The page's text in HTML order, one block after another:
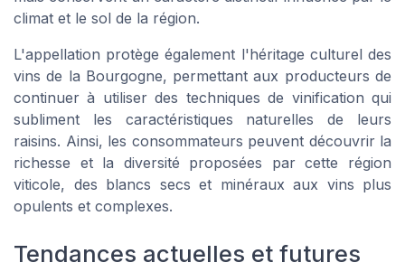
climat et le sol de la région.
L'appellation protège également l'héritage culturel des
vins de la Bourgogne, permettant aux producteurs de
continuer à utiliser des techniques de vinification qui
subliment les caractéristiques naturelles de leurs
raisins. Ainsi, les consommateurs peuvent découvrir la
richesse et la diversité proposées par cette région
viticole, des blancs secs et minéraux aux vins plus
opulents et complexes.
Tendances actuelles et futures